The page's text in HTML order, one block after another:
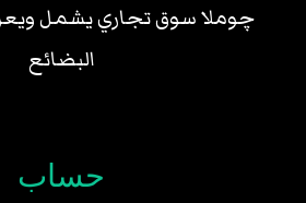
چوملا سوق تجاري يشمل
البضائع
حساب